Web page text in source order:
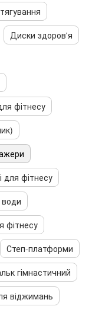
Диски здоров'я
фітнесу
для фітнесу
фітнесу
Степ-платформи
гімнастичний
віджимань